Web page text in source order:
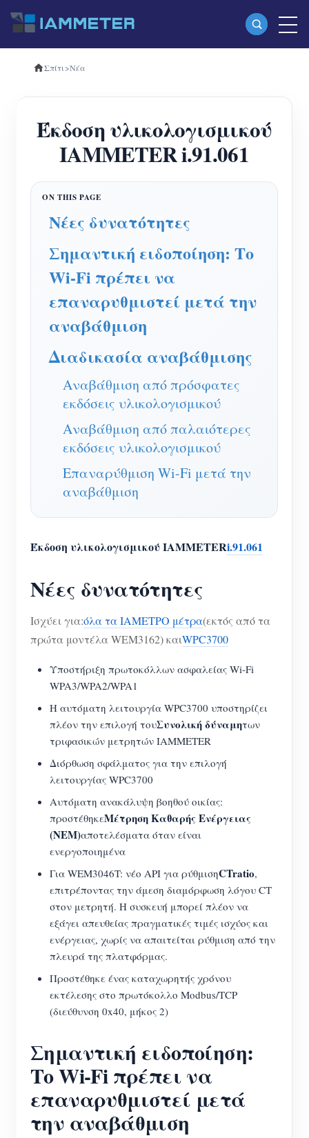
Προϊόντα
(WEM3080)
Τριφασικός μετρητής ενέργειας Wi-Fi
(WEM3080T)
(WEM3046T)
Τριφασικός μετρητής ενέργειας Wi-Fi
(WEM3050T)
Ελεγκτής ισχύος WiFi
IAMMETER Cloud Pro
Υπηρεσία αυτο-φιλοξενίας
Φορτιστής EV
Εικονικός μετρητής
Σύστημα Πρόβλεψης και Προσομοίωσης
Ενέργειας
Επιτηρητής ενέργειας ηλιακού φωτοβολταϊκού
συστήματος
Σύστημα ελέγχου Φ/Β θερμαντήρα
Ενεργειακή Παρακολούθηση Εργοστασίων
Κατάστημα
Πόροι
Εγγραφο
Εκπαιδευτικό βίντεο
FAQ
Νέα
Blogs
Κοινότητα
Προγραμματιστής
Εξερευνώ
Επικοινωνία
Σπίτι>Νέα
Έκδοση υλικολογισμικού
IAMMETER i.91.061
Νέες δυνατότητες
Σημαντική ειδοποίηση: Το
Wi-Fi πρέπει να
επαναρυθμιστεί μετά την
αναβάθμιση
Διαδικασία αναβάθμισης
Αναβάθμιση από πρόσφατες
εκδόσεις υλικολογισμικού
Αναβάθμιση από παλαιότερες
εκδόσεις υλικολογισμικού
Επαναρύθμιση Wi-Fi μετά την
αναβάθμιση
Έκδοση υλικολογισμικού IAMMETERi.91.061
Νέες δυνατότητες
Ισχύει για:όλα τα ΙΑΜΕΤΡΟ μέτρα(εκτός από τα
πρώτα μοντέλα WEM3162) καιWPC3700
Υποστήριξη πρωτοκόλλων ασφαλείας Wi-Fi
WPA3/WPA2/WPA1
Η αυτόματη λειτουργία WPC3700 υποστηρίζει
πλέον την επιλογή τουΣυνολική δύναμητων
τριφασικών μετρητών IAMMETER
Διόρθωση σφάλματος για την επιλογή
λειτουργίας WPC3700
Αυτόματη ανακάλυψη βοηθού οικίας:
προστέθηκεΜέτρηση Καθαρής Ενέργειας
(NEM)αποτελέσματα όταν είναι
ενεργοποιημένα
Για WEM3046T: νέο API για ρύθμισηCTratio,
επιτρέποντας την άμεση διαμόρφωση λόγου CT
στον μετρητή. Η συσκευή μπορεί πλέον να
εξάγει απευθείας πραγματικές τιμές ισχύος και
ενέργειας, χωρίς να απαιτείται ρύθμιση από την
πλευρά της πλατφόρμας.
Προστέθηκε ένας καταχωρητής χρόνου
εκτέλεσης στο πρωτόκολλο Modbus/TCP
(διεύθυνση 0x40, μήκος 2)
Σημαντική ειδοποίηση:
Το Wi-Fi πρέπει να
επαναρυθμιστεί μετά
την αναβάθμιση